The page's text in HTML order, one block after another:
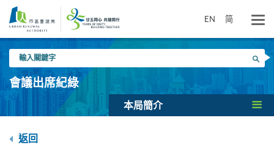
要
EN 简
入
關
鍵
搜尋
會議出席紀綠
本局簡介
返回